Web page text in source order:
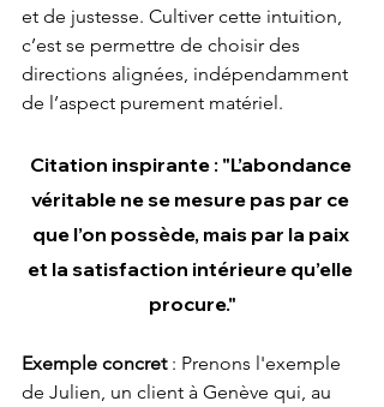
et de justesse. Cultiver cette intuition,
c’est se permettre de choisir des
directions alignées, indépendamment
de l’aspect purement matériel.
Citation inspirante : "L’abondance
véritable ne se mesure pas par ce
que l’on possède, mais par la paix
et la satisfaction intérieure qu’elle
procure."
Exemple concret : Prenons l'exemple
de Julien, un client à Genève qui, au